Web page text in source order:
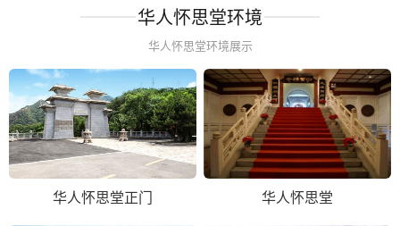
华人怀思堂环境
华人怀思堂环境展示
华人怀思堂正门 华人怀思堂